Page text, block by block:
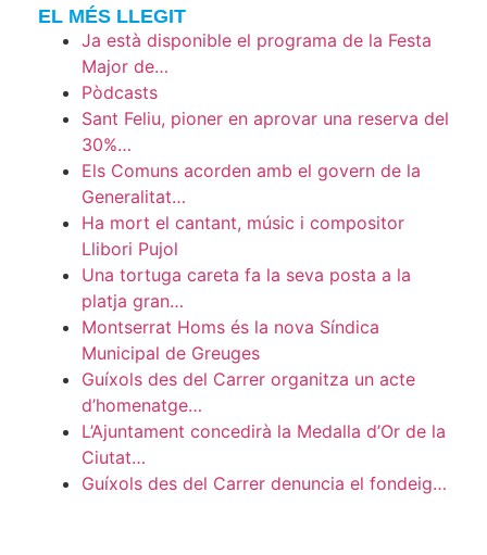
EL MÉS LLEGIT
Ja està disponible el programa de la Festa
Major de…
Pòdcasts
Sant Feliu, pioner en aprovar una reserva del
30%…
Els Comuns acorden amb el govern de la
Generalitat…
Ha mort el cantant, músic i compositor
Llibori Pujol
Una tortuga careta fa la seva posta a la
platja gran…
Montserrat Homs és la nova Síndica
Municipal de Greuges
Guíxols des del Carrer organitza un acte
d’homenatge…
L’Ajuntament concedirà la Medalla d’Or de la
Ciutat…
Guíxols des del Carrer denuncia el fondeig…